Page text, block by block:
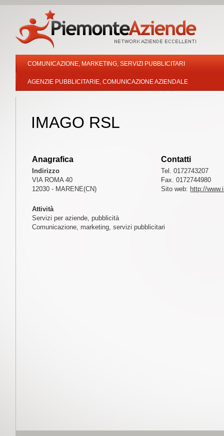
COMUNICAZIONE, MARKETING, SERVIZI PUBBLICITARI
AGENZIE PUBBLICITARIE, COMUNICAZIONE AZIENDALE
IMAGO RSL
Anagrafica
Indirizzo
VIA ROMA 40
12030 - MARENE(CN)
Contatti
Tel. 0172743207
Fax. 0172744980
Sito web: http://
Attività
Servizi per aziende, pubblicità
Comunicazione, marketing, servizi pubblicitari